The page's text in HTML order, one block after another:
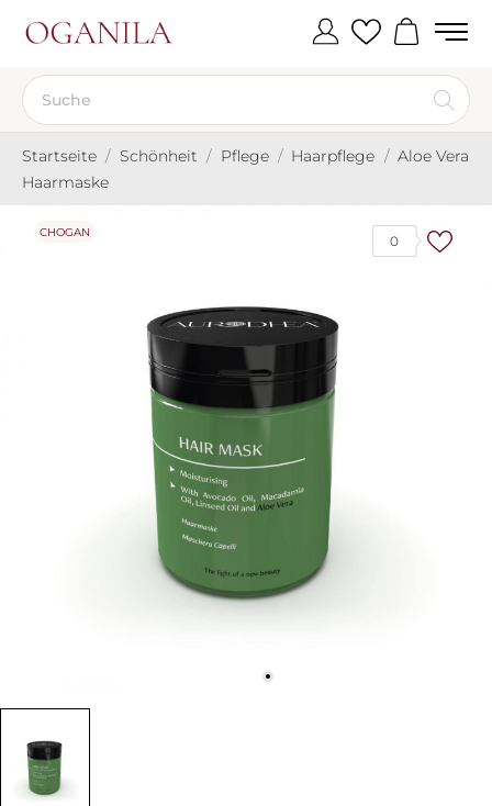
Startseite Schönheit Pflege Haarpflege
Aloe Vera
Haarmaske
0
CHOGAN